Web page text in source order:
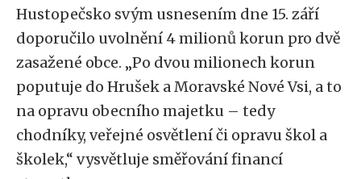
Hustopečsko svým usnesením dne 15. září
doporučilo uvolnění 4 milionů korun pro dvě
zasažené obce. „Po dvou milionech korun
poputuje do Hrušek a Moravské Nové Vsi, a to
na opravu obecního majetku – tedy
chodníky, veřejné osvětlení či opravu škol a
školek,“ vysvětluje směřování financí